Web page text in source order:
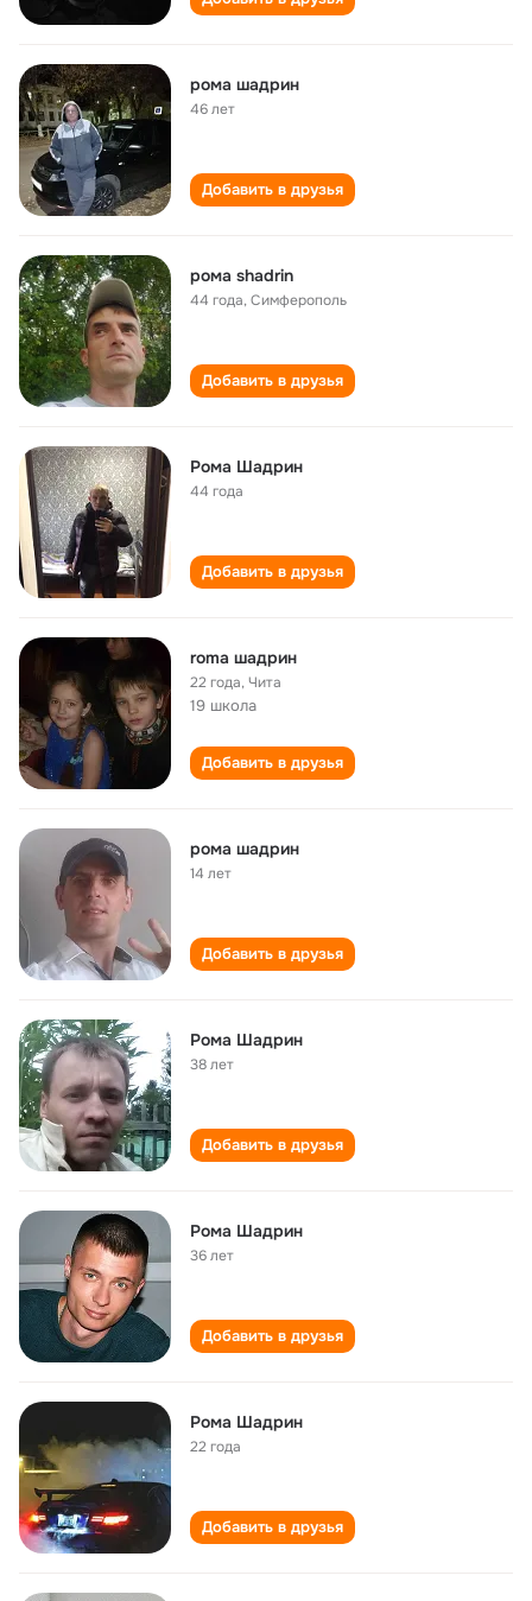
рома шадрин
46 лет
Добавить в друзья
рома shadrin
44 года,Симферополь
Добавить в друзья
Рома Шадрин
44 года
Добавить в друзья
roma шадрин
22 года,Чита
19 школа
Добавить в друзья
рома шадрин
14 лет
Добавить в друзья
Рома Шадрин
38 лет
Добавить в друзья
Рома Шадрин
36 лет
Добавить в друзья
Рома Шадрин
22 года
Добавить в друзья